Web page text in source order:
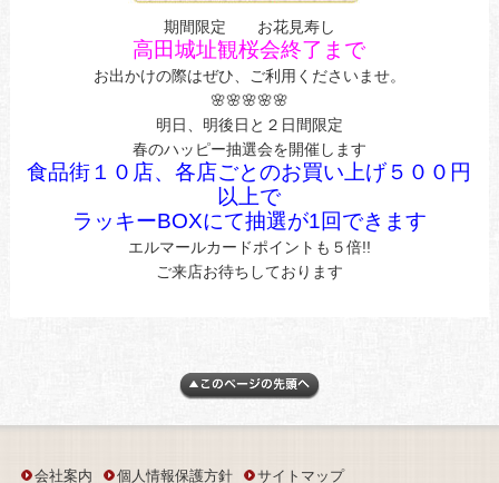
期間限定 お花見寿し
高田城址観桜会終了まで
お出かけの際はぜひ、ご利用くださいませ。
🌸🌸🌸🌸🌸
明日、明後日と２日間限定
春のハッピー抽選会を開催します
食品街１０店、各店ごとのお買い上げ５００円
以上で
ラッキーBOXにて抽選が1回できます
エルマールカードポイントも５倍!!
ご来店お待ちしております
会社案内 個人情報保護方針 サイトマップ